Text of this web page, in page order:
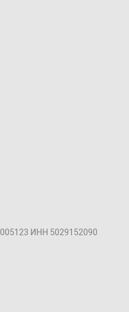
ИНН 5029152090